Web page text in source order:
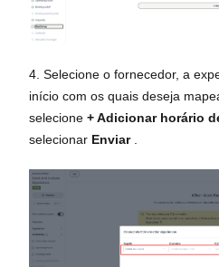
4. Selecione o fornecedor, a
início com os quais deseja
selecione + Adicionar horário
selecionar Enviar.